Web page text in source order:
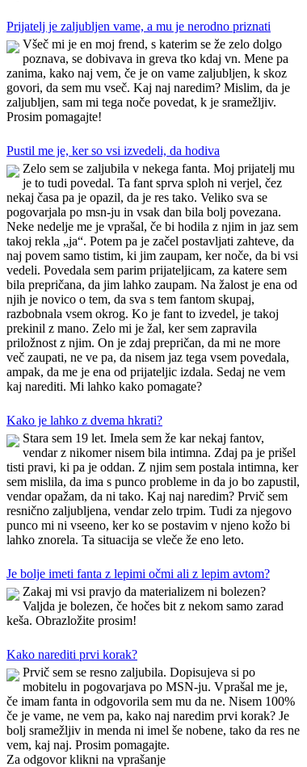
Prijatelj je zaljubljen vame, a mu je nerodno priznati
Všeč mi je en moj frend, s katerim se že zelo dolgo
poznava, se dobivava in greva tko kdaj vn. Mene pa
zanima, kako naj vem, če je on vame zaljubljen, k skoz
govori, da sem mu vseč. Kaj naj naredim? Mislim, da je
zaljubljen, sam mi tega noče povedat, k je sramežljiv.
Prosim pomagajte!
Pustil me je, ker so vsi izvedeli, da hodiva
Zelo sem se zaljubila v nekega fanta. Moj prijatelj mu
je to tudi povedal. Ta fant sprva sploh ni verjel, čez
nekaj časa pa je opazil, da je res tako. Veliko sva se
pogovarjala po msn-ju in vsak dan bila bolj povezana.
Neke nedelje me je vprašal, če bi hodila z njim in jaz sem
takoj rekla „ja“. Potem pa je začel postavljati zahteve, da
naj povem samo tistim, ki jim zaupam, ker noče, da bi vsi
vedeli. Povedala sem parim prijateljicam, za katere sem
bila prepričana, da jim lahko zaupam. Na žalost je ena od
njih je novico o tem, da sva s tem fantom skupaj,
razbobnala vsem okrog. Ko je fant to izvedel, je takoj
prekinil z mano. Zelo mi je žal, ker sem zapravila
priložnost z njim. On je zdaj prepričan, da mi ne more
več zaupati, ne ve pa, da nisem jaz tega vsem povedala,
ampak, da me je ena od prijateljic izdala. Sedaj ne vem
kaj narediti. Mi lahko kako pomagate?
Kako je lahko z dvema hkrati?
Stara sem 19 let. Imela sem že kar nekaj fantov,
vendar z nikomer nisem bila intimna. Zdaj pa je prišel
tisti pravi, ki pa je oddan. Z njim sem postala intimna, ker
sem mislila, da ima s punco probleme in da jo bo zapustil,
vendar opažam, da ni tako. Kaj naj naredim? Prvič sem
resnično zaljubljena, vendar zelo trpim. Tudi za njegovo
punco mi ni vseeno, ker ko se postavim v njeno kožo bi
lahko znorela. Ta situacija se vleče že eno leto.
Je bolje imeti fanta z lepimi očmi ali z lepim avtom?
Zakaj mi vsi pravjo da materializem ni bolezen?
Valjda je bolezen, če hočes bit z nekom samo zarad
keša. Obrazložite prosim!
Kako narediti prvi korak?
Prvič sem se resno zaljubila. Dopisujeva si po
mobitelu in pogovarjava po MSN-ju. Vprašal me je,
če imam fanta in odgovorila sem mu da ne. Nisem 100%
če je vame, ne vem pa, kako naj naredim prvi korak? Je
bolj sramežljiv in menda ni imel še nobene, tako da res ne
vem, kaj naj. Prosim pomagajte.
Za odgovor klikni na vprašanje